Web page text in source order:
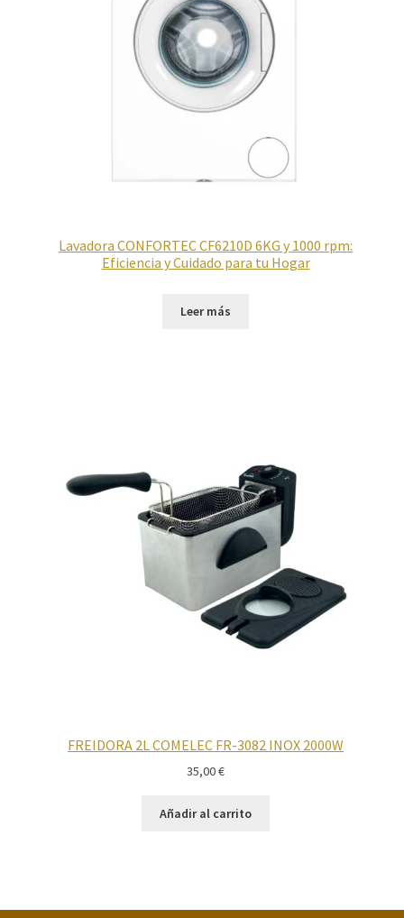
Lavadora CONFORTEC CF6210D 6KG y 1000 rpm:
Eficiencia y Cuidado para tu Hogar
Leer más
FREIDORA 2L COMELEC FR-3082 INOX 2000W
35,00€
Añadir al carrito